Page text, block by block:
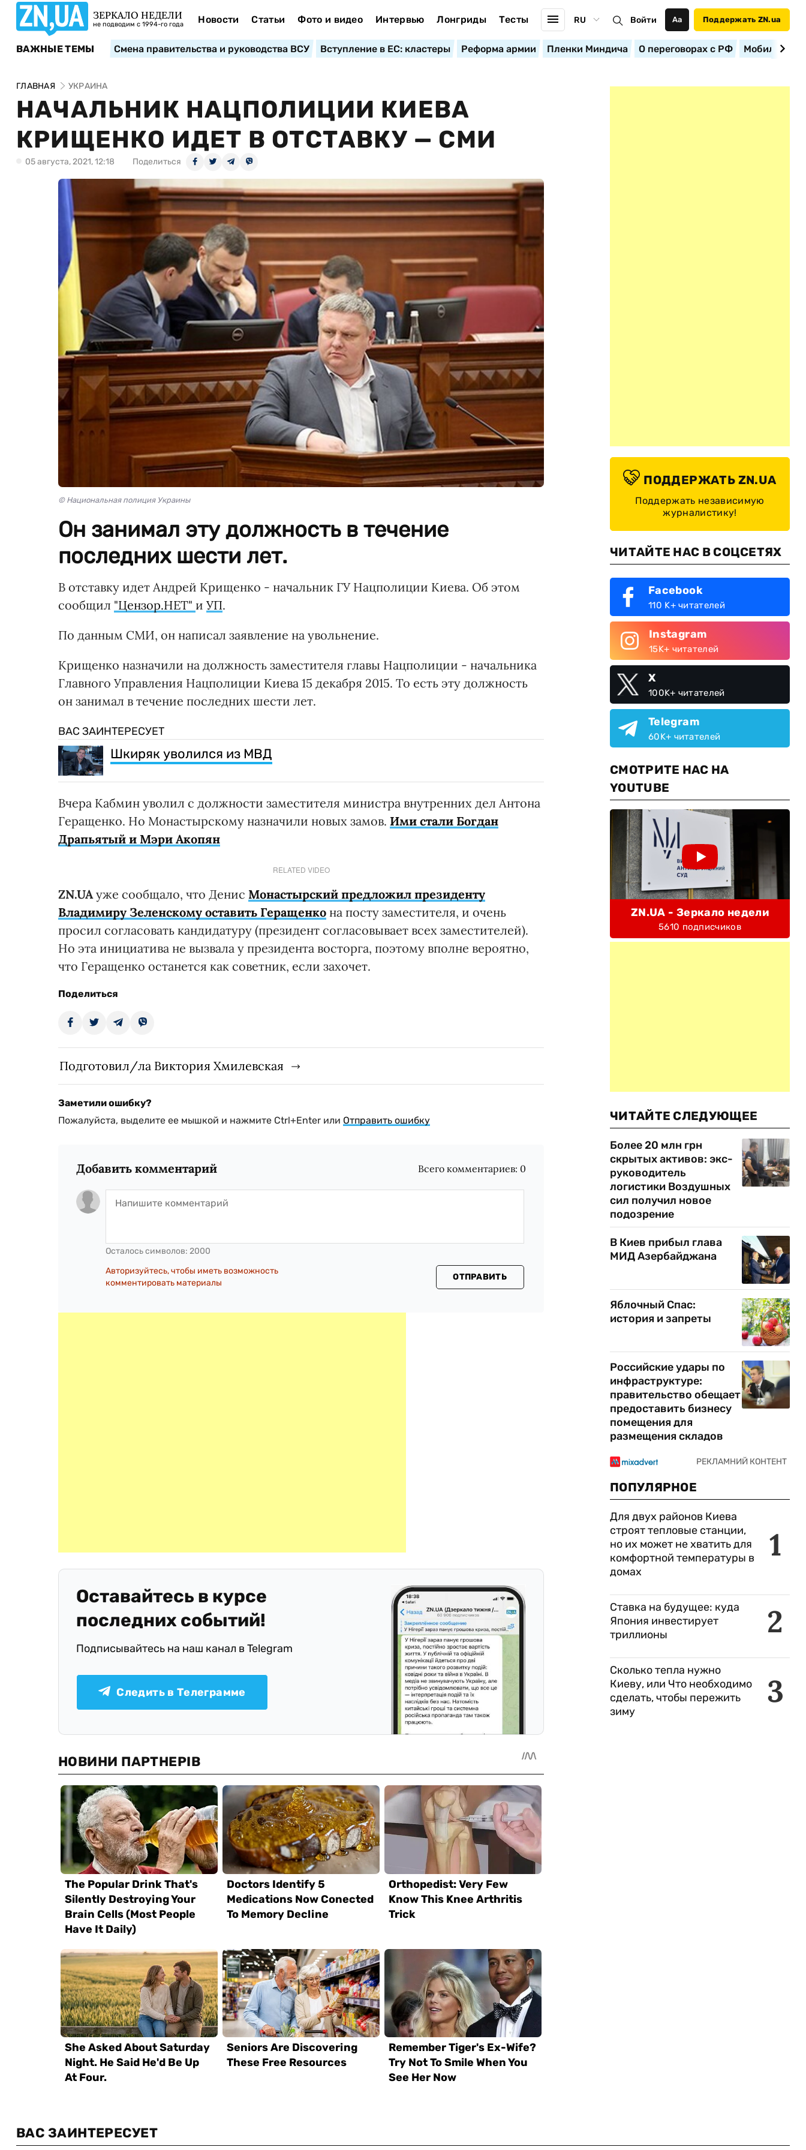
ЗЕРКАЛО НЕДЕЛИ
не подводим с 1994-го года Новости Статьи Фото и видео Интервью Лонгриды Тесты RU Войти Аа Поддержать ZN.ua
ВАЖНЫЕ ТЕМЫ Смена правительства и руководства ВСУ Вступление в ЕС: кластеры Реформа армии Пленки Миндича О переговорах с РФ
ГЛАВНАЯ УКРАИНА
НАЧАЛЬНИК НАЦПОЛИЦИИ КИЕВА
КРИЩЕНКО ИДЕТ В ОТСТАВКУ — СМИ
05 августа, 2021, 12:18 Поделиться
© Национальная полиция Украины
Он занимал эту должность в течение
последних шести лет.
В отставку идет Андрей Крищенко - начальник ГУ Нацполиции Киева. Об этом
сообщил "Цензор.НЕТ" и УП.
По данным СМИ, он написал заявление на увольнение.
Крищенко назначили на должность заместителя главы Нацполиции - начальника
Главного Управления Нацполиции Киева 15 декабря 2015. То есть эту должность
он занимал в течение последних шести лет.
ВАС ЗАИНТЕРЕСУЕТ
Шкиряк уволился из МВД
Вчера Кабмин уволил с должности заместителя министра внутренних дел Антона
Геращенко. Но Монастырскому назначили новых замов. Ими стали Богдан
Драпьятый и Мэри Акопян
RELATED VIDEO
ZN.UAуже сообщало, что Денис Монастырский предложил президенту
Владимиру Зеленскому оставить Геращенко на посту заместителя, и очень
просил согласовать кандидатуру (президент согласовывает всех заместителей).
Но эта инициатива не вызвала у президента восторга, поэтому вполне вероятно,
что Геращенко останется как советник, если захочет.
Поделиться
Подготовил/ла Виктория Хмилевская
Заметили ошибку?
Пожалуйста, выделите ее мышкой и нажмите Ctrl+Enter или Отправить ошибку
Добавить комментарий Всего комментариев: 0
Осталось символов: 2000
Авторизуйтесь, чтобы иметь возможность
комментировать материалы
ОТПРАВИТЬ
Оставайтесь в курсе
последних событий!
Подписывайтесь на наш канал в Telegram
Следить в Телеграмме
ПОДДЕРЖАТЬ ZN.UA
Поддержать независимую
журналистику!
ЧИТАЙТЕ НАС В СОЦСЕТЯХ
Facebook
110 K+ читателей
Instagram
15K+ читателей
X
100K+ читателей
Telegram
60K+ читателей
СМОТРИТЕ НАС НА
YOUTUBE
ZN.UA - Зеркало недели
5610 подписчиков
ЧИТАЙТЕ СЛЕДУЮЩЕЕ
Более 20 млн грн
скрытых активов: экс-
руководитель
логистики Воздушных
сил получил новое
подозрение
В Киев прибыл глава
МИД Азербайджана
Яблочный Спас:
история и запреты
Российские удары по
инфраструктуре:
правительство обещает
предоставить бизнесу
помещения для
размещения складов
ПОПУЛЯРНОЕ
1
Для двух районов Киева
строят тепловые станции,
но их может не хватить для
комфортной температуры в
домах
2
Ставка на будущее: куда
Япония инвестирует
триллионы
3
Сколько тепла нужно
Киеву, или Что необходимо
сделать, чтобы пережить
зиму
ВАС ЗАИНТЕРЕСУЕТ